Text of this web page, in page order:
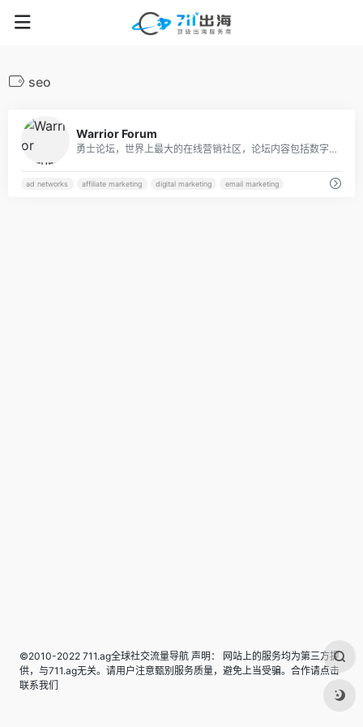
seo
Warrior Forum
勇士论坛，世界上最大的在线营销社区，论坛内容包括数字营销、增长黑客、广告联盟等
ad networks affiliate marketing digital marketing email marketing
©2010-2022 711.ag全球社交流量导航 声明： 网站上的服务均为第三方提
供，与711.ag无关。请用户注意甄别服务质量，避免上当受骗。合作请点击
联系我们